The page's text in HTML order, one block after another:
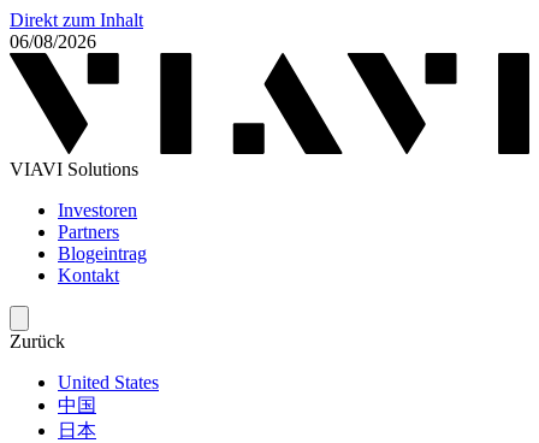
Direkt zum Inhalt
06/08/2026
VIAVI Solutions
Investoren
Partners
Blogeintrag
Kontakt
Zurück
United States
中国
日本